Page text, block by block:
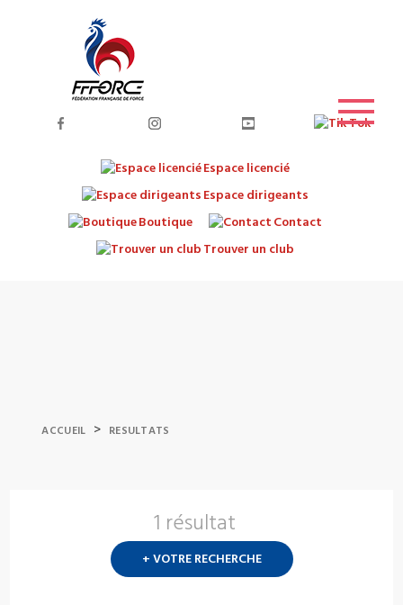
Espace licencié
Espace dirigeants
Boutique
Contact
Trouver un club
ACCUEIL > RESULTATS
1 résultat
+ VOTRE RECHERCHE